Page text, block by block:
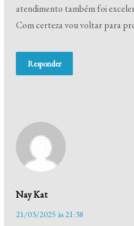
atendimento também foi
Com certeza vou voltar para
Responder
Nay Kat
21/03/2025 às 21:38